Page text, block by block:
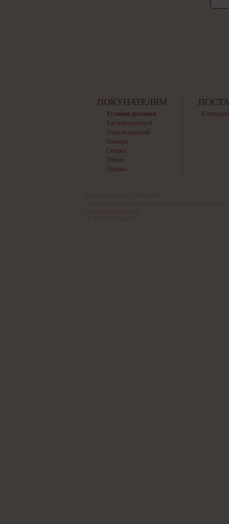
ПОКУПАТЕЛЯМ
Условия доставки
Таблица размеров
Уход за одеждой
Новости
Скидки
Обмен
Отзывы